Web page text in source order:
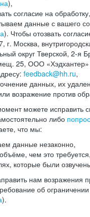
),
согласие на
данные с вашего
). Чтобы отозвать
г. Москва,
округ Тверской, 2-я
25, ООО «Хэдхантер»
feedback@hh.ru,
данных, их
возражение против
можете исправить
либо
что мы:
данные незаконно,
чем это требуется,
которые были
нам возражения
об
).